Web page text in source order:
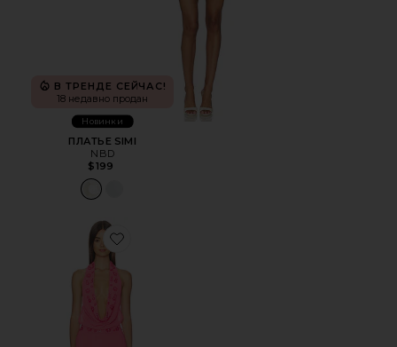
В ТРЕНДЕ СЕЙЧАС!
18 недавно продан
Новинки
ПЛАТЬЕ SIMI
NBD
$199
Favorite ПЛАТЬЕ CORIN